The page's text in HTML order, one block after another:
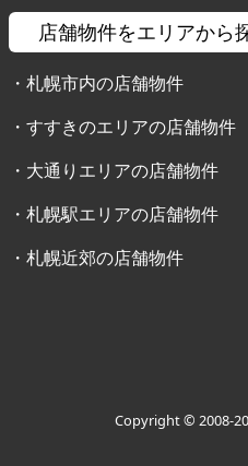
店舗物件をエリアから
・札幌市内の店舗物件
・すすきのエリアの店舗物件
・ 大通りエリアの店舗物件
・札幌駅エリアの店舗物件
・札幌近郊の店舗物件
Copyright © 2008-